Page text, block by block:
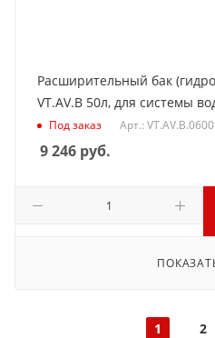
Расширительный бак
VT.AV.B 50л, для системы
Под заказ Арт.:
9 246 руб.
1 2